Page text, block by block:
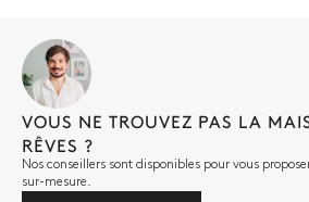
VOUS NE TROUVEZ PAS LA
RÊVES ?
Nos conseillers sont disponibles pour vous
sur-mesure.